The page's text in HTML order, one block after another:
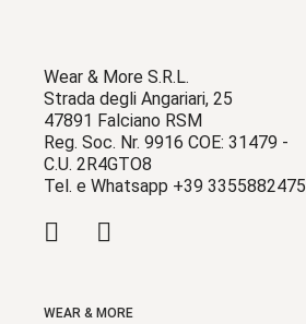
Wear & More S.R.L.
Strada degli Angariari, 25
47891 Falciano RSM
Reg. Soc. Nr. 9916 COE: 31479 -
C.U. 2R4GTO8
Tel. e Whatsapp +39 3355882475
WEAR & MORE